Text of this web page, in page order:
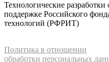
Технологические
поддержке Российского
технологий (РФРИТ)
Политика в отношении
обработки персональных